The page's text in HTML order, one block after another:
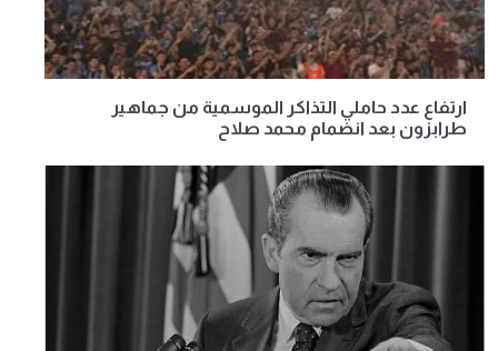
ارتفاع عدد حاملي التذاكر الموسمية من جماهير
طرابزون بعد انضمام محمد صلاح